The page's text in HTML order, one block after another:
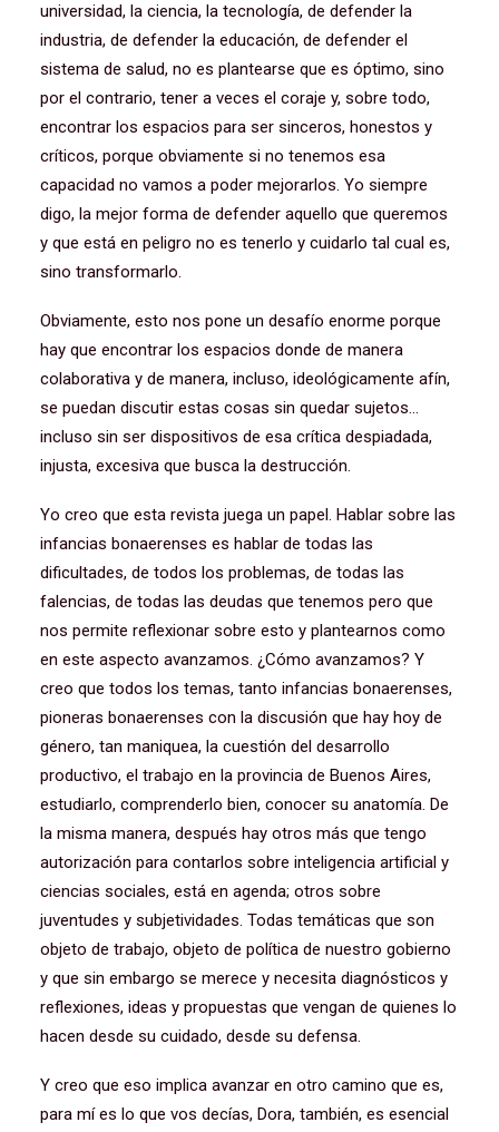
universidad, la ciencia, la tecnología, de defender la
industria, de defender la educación, de defender el
sistema de salud, no es plantearse que es óptimo, sino
por el contrario, tener a veces el coraje y, sobre todo,
encontrar los espacios para ser sinceros, honestos y
críticos, porque obviamente si no tenemos esa
capacidad no vamos a poder mejorarlos. Yo siempre
digo, la mejor forma de defender aquello que queremos
y que está en peligro no es tenerlo y cuidarlo tal cual es,
sino transformarlo.
Obviamente, esto nos pone un desafío enorme porque
hay que encontrar los espacios donde de manera
colaborativa y de manera, incluso, ideológicamente afín,
se puedan discutir estas cosas sin quedar sujetos…
incluso sin ser dispositivos de esa crítica despiadada,
injusta, excesiva que busca la destrucción.
Yo creo que esta revista juega un papel. Hablar sobre las
infancias bonaerenses es hablar de todas las
dificultades, de todos los problemas, de todas las
falencias, de todas las deudas que tenemos pero que
nos permite reflexionar sobre esto y plantearnos como
en este aspecto avanzamos. ¿Cómo avanzamos? Y
creo que todos los temas, tanto infancias bonaerenses,
pioneras bonaerenses con la discusión que hay hoy de
género, tan maniquea, la cuestión del desarrollo
productivo, el trabajo en la provincia de Buenos Aires,
estudiarlo, comprenderlo bien, conocer su anatomía. De
la misma manera, después hay otros más que tengo
autorización para contarlos sobre inteligencia artificial y
ciencias sociales, está en agenda; otros sobre
juventudes y subjetividades. Todas temáticas que son
objeto de trabajo, objeto de política de nuestro gobierno
y que sin embargo se merece y necesita diagnósticos y
reflexiones, ideas y propuestas que vengan de quienes lo
hacen desde su cuidado, desde su defensa.
Y creo que eso implica avanzar en otro camino que es,
para mí es lo que vos decías, Dora, también, es esencial